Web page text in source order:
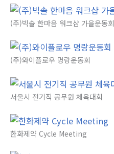
(주)빅솔 한마음 워크샵 가을운동회
(주)와이플로우 명랑운동회
서울시 전기직 공무원 체육대회
한화제약 Cycle Meeting